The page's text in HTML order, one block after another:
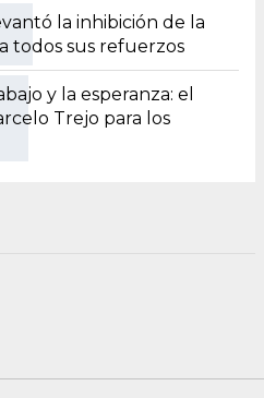
la inhibición de la
todos sus refuerzos
y la esperanza: el
Trejo para los